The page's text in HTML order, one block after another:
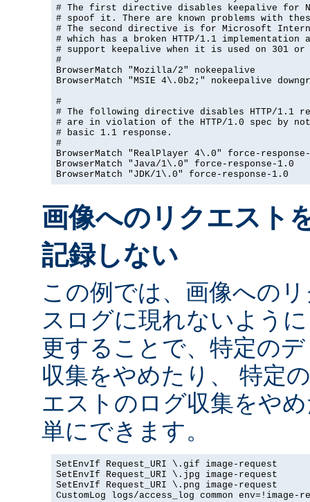
# The first directive disables keepalive for
# spoof it. There are known problems with
# The second directive is for Microsoft
# which has a broken HTTP/1.1 implementation
# support keepalive when it is used on 301
#
BrowserMatch "Mozilla/2" nokeepalive
BrowserMatch "MSIE 4\.0b2;" nokeepalive
#
# The following directive disables HTTP/1.1
# are in violation of the HTTP/1.0 spec by
# basic 1.1 response.
#
BrowserMatch "RealPlayer 4\.0" force-
BrowserMatch "Java/1\.0" force-response-1.0
BrowserMatch "JDK/1\.0" force-response-1.0
画像へのリクエスト
記録しない
この例では、画像への
スログに現れないよう
更することで、特定の
収集をやめたり、 特定
エストのログ収集をや
単にできます。
SetEnvIf Request_URI \.gif image-request
SetEnvIf Request_URI \.jpg image-request
SetEnvIf Request_URI \.png image-request
CustomLog logs/access_log common env=!image-